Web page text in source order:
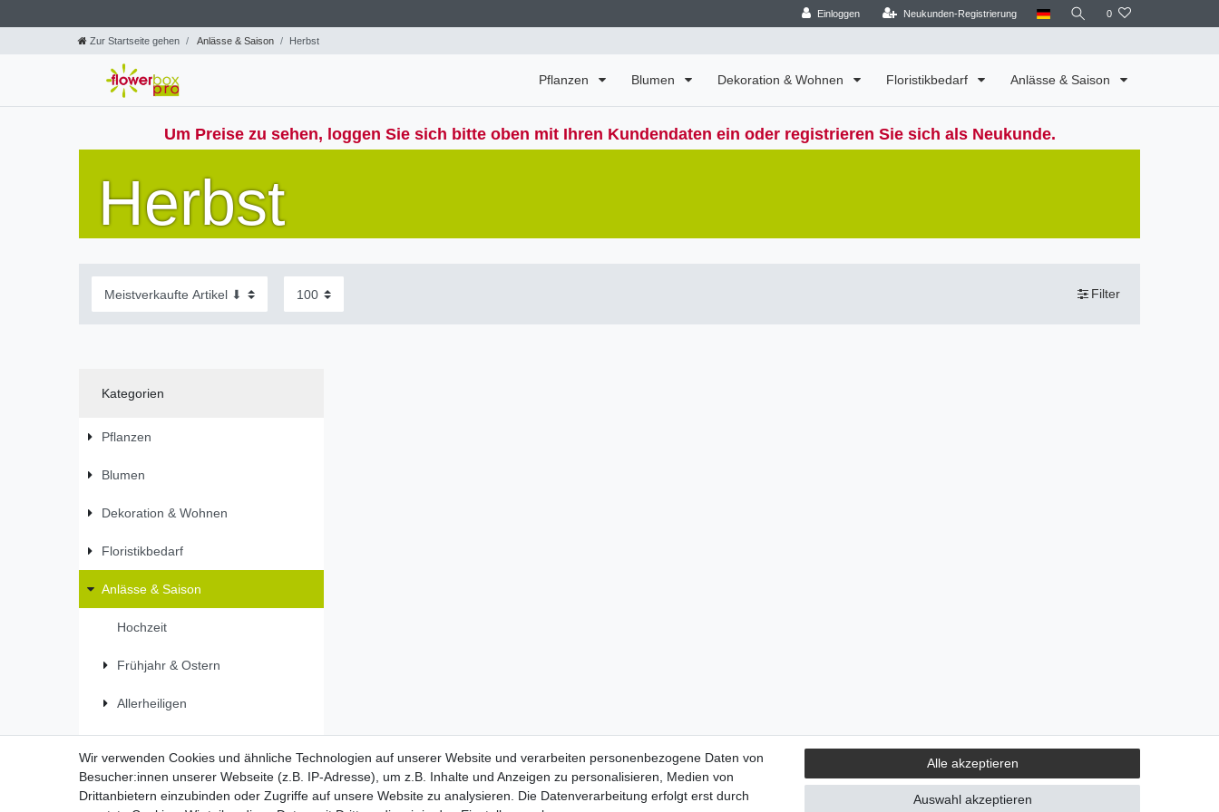
Einloggen Neukunden-Registrierung 0
Zur Startseite gehen Anlässe & Saison Herbst
Pflanzen Blumen Dekoration & Wohnen Floristikbedarf Anlässe & Saison
Um Preise zu sehen, loggen Sie sich bitte oben mit Ihren Kundendaten ein oder registrieren Sie sich als Neukunde.
Herbst
Filter
Kategorien
Pflanzen
Blumen
Dekoration & Wohnen
Floristikbedarf
Anlässe & Saison
Hochzeit
Frühjahr & Ostern
Allerheiligen
Wir verwenden Cookies und ähnliche Technologien auf unserer Website und verarbeiten personenbezogene Daten von
Besucher:innen unserer Webseite (z.B. IP-Adresse), um z.B. Inhalte und Anzeigen zu personalisieren, Medien von
Drittanbietern einzubinden oder Zugriffe auf unsere Website zu analysieren. Die Datenverarbeitung erfolgt erst durch
Alle akzeptieren
Auswahl akzeptieren